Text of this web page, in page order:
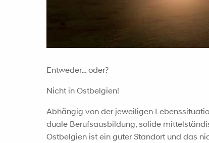
Entweder… oder?
Nicht in Ostbelgien!
Abhängig von der jeweiligen
duale Berufsausbildung, solide
Ostbelgien ist ein guter Standort und das